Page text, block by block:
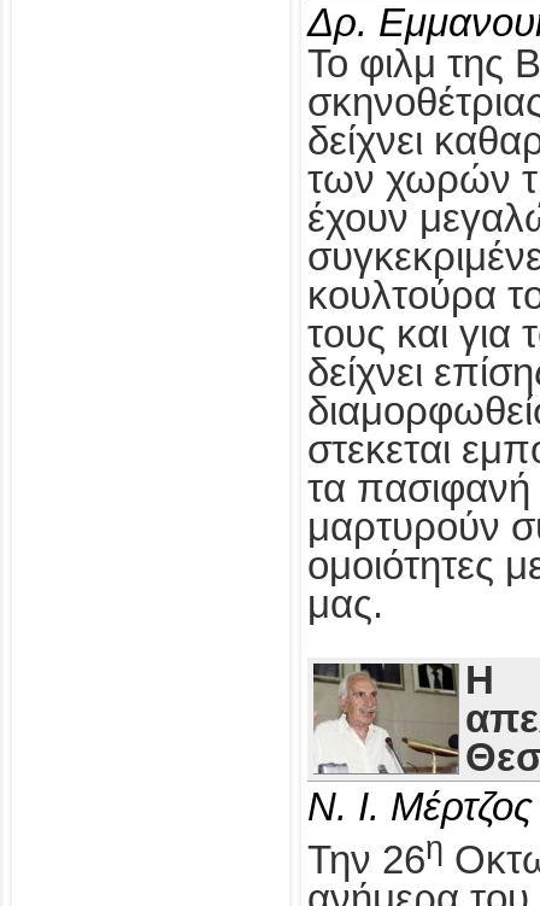
Δρ.
Το φιλμ της
δείχνει
των χωρών
έχουν
κουλτούρα
τους και
δείχνει
στεκεται
τα πασιφανή
μαρτυρούν
ομοιότητες
μας.
Η
Ν. Ι. Μέρτζος
Την 26η